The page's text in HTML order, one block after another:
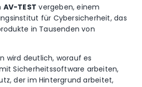
AV-TEST vergeben, einem
für Cybersicherheit, das
in Tausenden von
wird deutlich, worauf es
Sicherheitssoftware arbeiten,
der im Hintergrund arbeitet,